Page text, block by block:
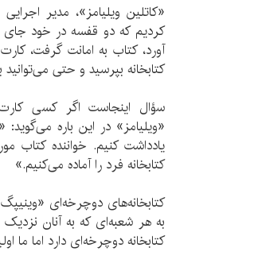
«کاتلین ویلیامز»، مدیر
کردیم که دو قفسه در خود جای
آورد، کتاب به امانت گرفت،
کتابخانه بپرسید و حتی می‌توانید
سؤال اینجاست اگر کسی کارت
«ویلیامز» در این باره
یادداشت کنیم. خواننده کتاب
کتابخانه فرد را آماده می‌کنیم.»
کتابخانه‌های دوچرخه‌ای
به هر شعبه‌ای که به آنان
کتابخانه دوچرخه‌ای دارد اما ما